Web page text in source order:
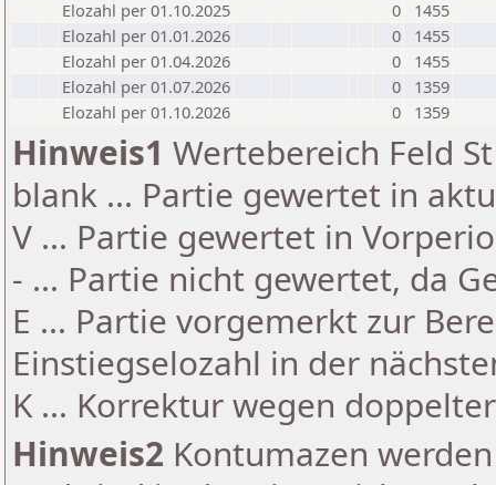
Elozahl per 01.10.2025
0
1455
Elozahl per 01.01.2026
0
1455
Elozahl per 01.04.2026
0
1455
Elozahl per 01.07.2026
0
1359
Elozahl per 01.10.2026
0 1359
Hinweis1 Wertebereich Feld
blank ... Partie gewertet in
V ... Partie gewertet in
- ... Partie nicht gewertet, da
E ... Partie vorgemerkt zur
Einstiegselozahl in der
K ... Korrektur wegen
Hinweis2 Kontumazen